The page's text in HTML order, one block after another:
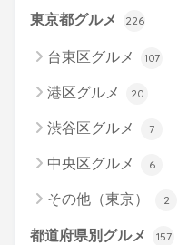
東京都グルメ 226
台東区グルメ 107
港区グルメ 20
渋谷区グルメ 7
中央区グルメ 6
その他（東京） 2
都道府県別グルメ 157